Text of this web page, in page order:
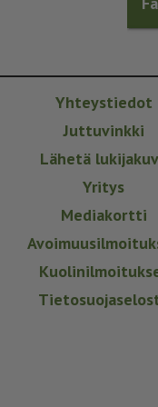
Yhteystiedot
Juttuvinkki
Lähetä
Yritys
Mediakortti